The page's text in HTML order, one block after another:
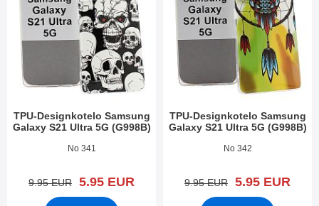
TPU-Designkotelo Samsung
Galaxy S21 Ultra 5G (G998B)
Tuote.nro 39416
No 341
vanha hinta
9.95 EUR uusi hinta
5.95 EUR
TPU-Designkotelo Samsung
Galaxy S21 Ultra 5G (G998B)
Tuote.nro 39415
No 342
vanha hinta
9.95 EUR uusi hinta
5.95 EUR